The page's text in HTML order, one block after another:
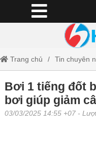
Trang chủ Tin chuyên
Bơi 1 tiếng đốt bao nhiêu
Bơi 1 tiếng đốt
bơi giúp giảm
03/03/2025 14:55 +07 -